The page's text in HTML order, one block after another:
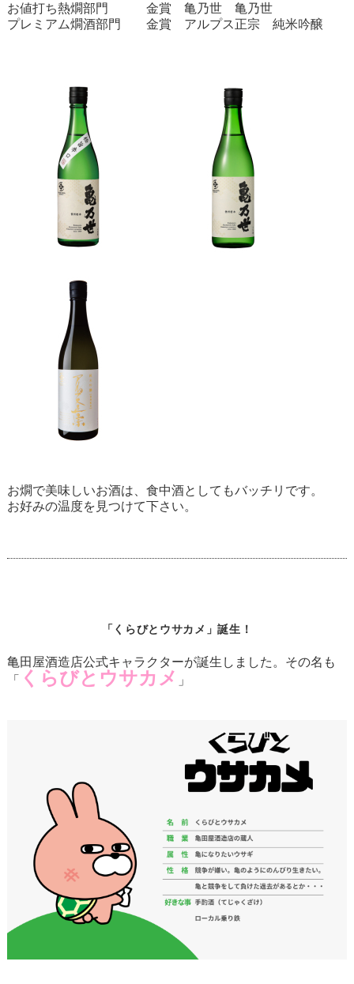
お値打ち熱燗部門 金賞 亀乃世 亀乃世
プレミアム燗酒部門 金賞 アルプス正宗 純米吟醸
お燗で美味しいお酒は、食中酒としてもバッチリです。
お好みの温度を見つけて下さい。
「くらびとウサカメ」誕生！
亀田屋酒造店公式キャラクターが誕生しました。その名も
「
くらびとウサカメ 」